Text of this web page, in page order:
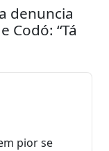
denuncia
Codó: “Tá
pior se